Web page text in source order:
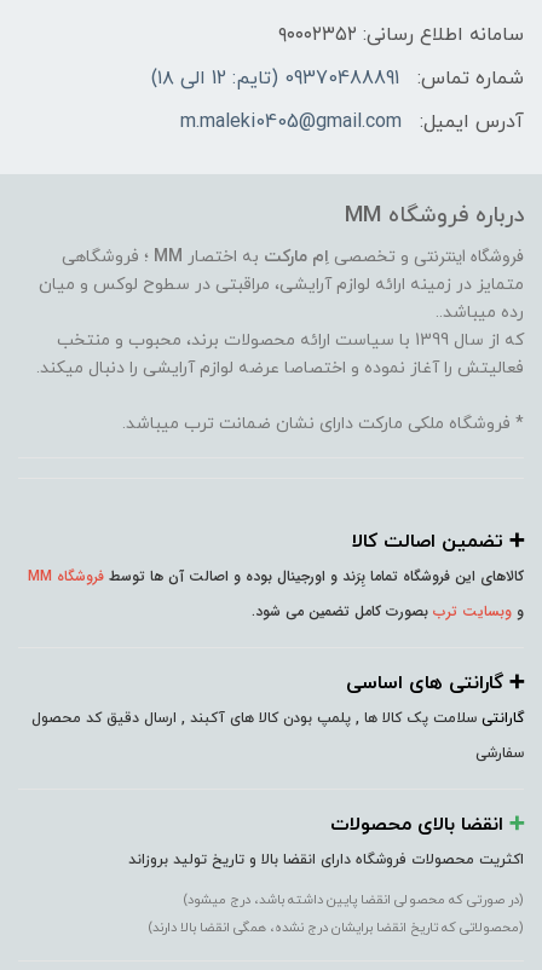
سامانه اطلاع رسانی: ۹۰۰۰۲۳۵۲
شماره تماس:
09370488891 (تایم: 12 الی ۱۸)
آدرس ایمیل:
m.maleki0405@gmail.com
درباره فروشگاه MM
فروشگاه اینترنتی و تخصصی اِم مارکت به اختصار MM ؛ فروشگاهی
متمایز در زمینه ارائه لوازم آرایشی، مراقبتی در سطوح لوکس و میان
رده میباشد..
که از سال 1399 با سیاست ارائه محصولات برند، محبوب و منتخب
فعالیتش را آغاز نموده و اختصاصا عرضه لوازم آرایشی را دنبال میکند.
* فروشگاه ملکی مارکت دارای نشان ضمانت ترب میباشد.
➕️ تضمین اصالت کالا
کالاهای این فروشگاه تماما بِرَند و اورجینال بوده و اصالت آن ها توسط فروشگاه MM
و وبسایت ترب بصورت کامل تضمین می شود.
➕️ گارانتی های اساسی
گارانتی سلامت پک کالا ها , پلمپ بودن کالا های آکبند , ارسال دقیق کد محصول
سفارشی
➕️ انقضا بالای محصولات
اکثریت محصولات فروشگاه دارای انقضا بالا و تاریخ تولید بروزاند
(در صورتی که محصولی انقضا پایین داشته باشد، درج میشود)
(محصولاتی که تاریخ انقضا برایشان درج نشده، همگی انقضا بالا دارند)